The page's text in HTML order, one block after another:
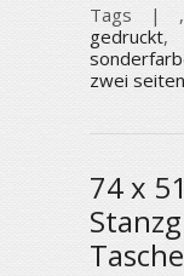
Tags |
gedruckt,
zwei
74 x